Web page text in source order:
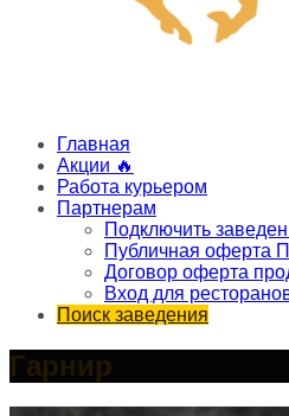
Главная
Акции 🔥
Работа курьером
Партнерам
Подключить
Публичная оферта
Договор оферта
Вход для
Поиск заведения
Гарнир